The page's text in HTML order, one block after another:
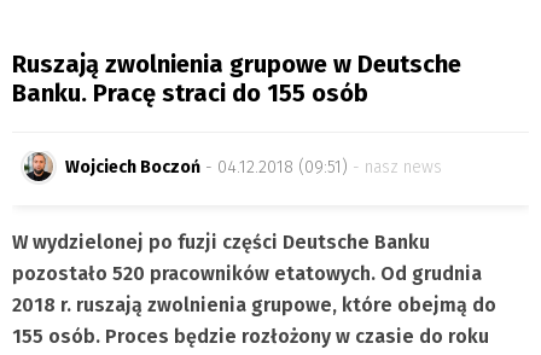
Ruszają zwolnienia grupowe w Deutsche
Banku. Pracę straci do 155 osób
Wojciech Boczoń - 04.12.2018 (09:51) nasz news
W wydzielonej po fuzji części Deutsche Banku
pozostało 520 pracowników etatowych. Od grudnia
2018 r. ruszają zwolnienia grupowe, które obejmą do
155 osób. Proces będzie rozłożony w czasie do roku